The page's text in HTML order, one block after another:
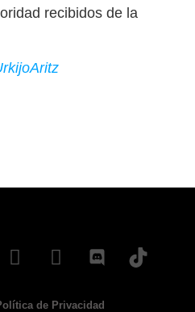
recibidos de la
de Privacidad